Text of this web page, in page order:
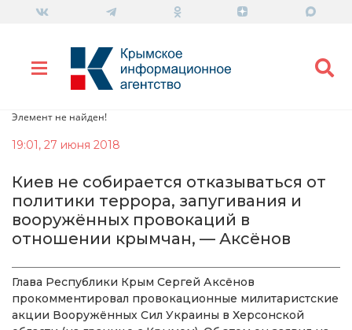
Элемент не найден!
19:01, 27 июня 2018
Киев не собирается отказываться от
политики террора, запугивания и
вооружённых провокаций в
отношении крымчан, — Аксёнов
Глава Республики Крым Сергей Аксёнов
прокомментировал провокационные милитаристские
акции Вооружённых Сил Украины в Херсонской